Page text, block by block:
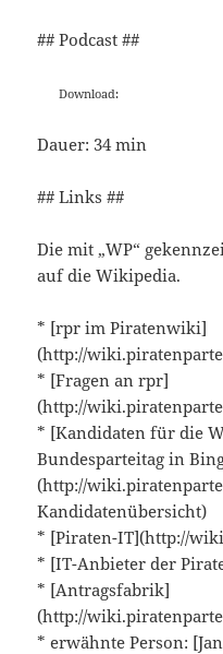
## Podcast ##
Download:
Dauer: 34 min
## Links ##
Die mit „WP“
auf die Wikipedia.
* [rpr im Piratenwiki]
(http://
* [Fragen an rpr]
(http://
* [Kandidaten für die
Bundesparteitag in
(http://
Kandidatenübersicht)
* [Piraten-IT](http://
* [IT-Anbieter der
* [Antragsfabrik]
(http://
* erwähnte Person: